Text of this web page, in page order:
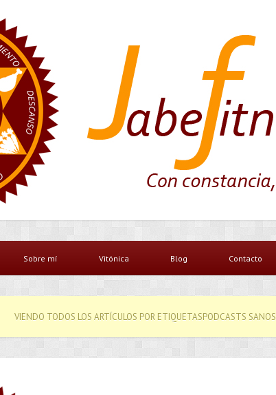
Sobre mí Vitónica Blog Contacto
VIENDO TODOS LOS ARTÍCULOS POR ETIQUETASPODCASTS SANOS